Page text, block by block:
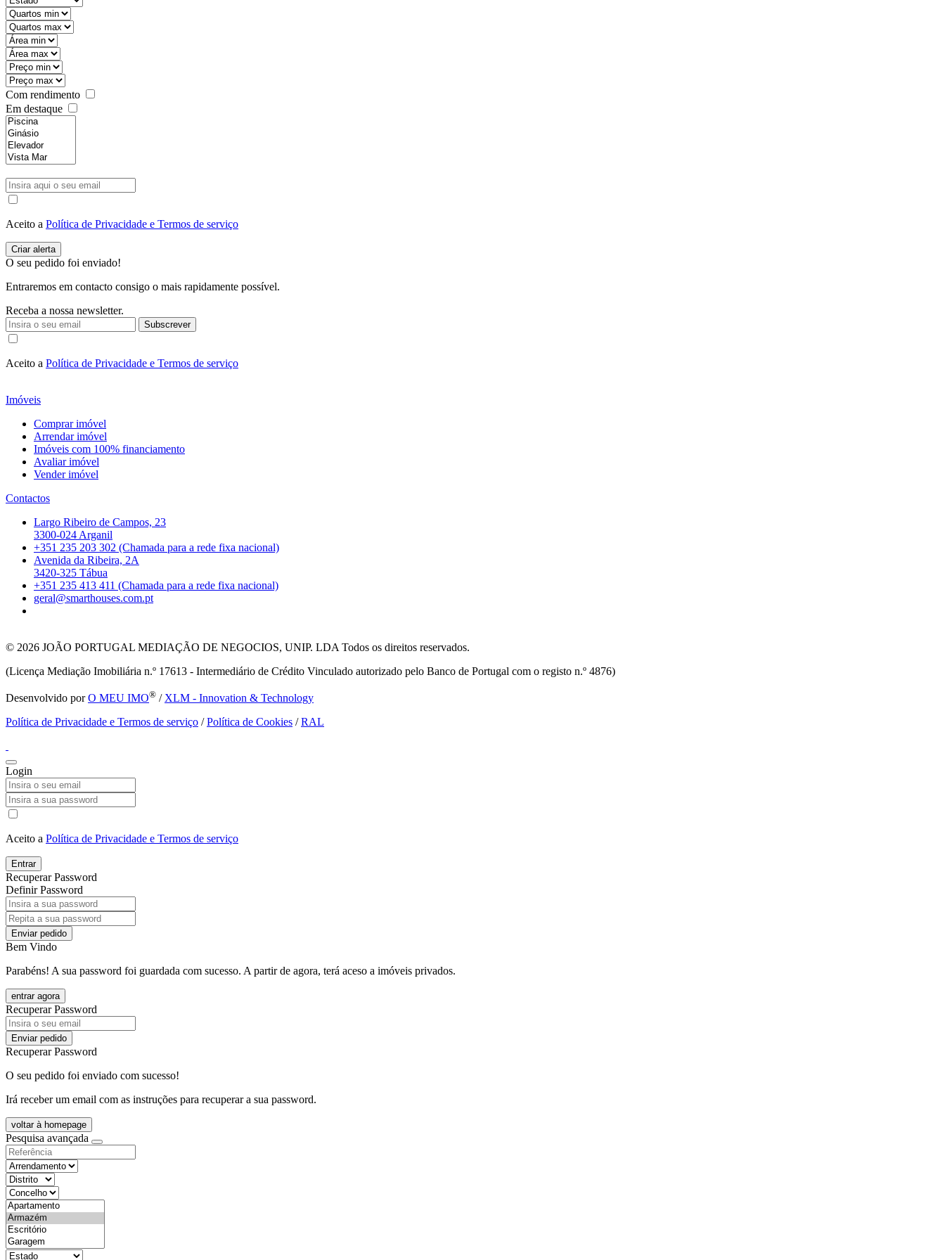
Com rendimento
Em destaque
Aceito a Política de Privacidade e Termos de serviço
O seu pedido foi enviado!
Entraremos em contacto consigo o mais rapidamente possível.
Receba a nossa newsletter.
Subscrever
Aceito a Política de Privacidade e Termos de serviço
Imóveis
Comprar imóvel
Arrendar imóvel
Imóveis com 100% financiamento
Avaliar imóvel
Vender imóvel
Contactos
Largo Ribeiro de Campos, 23
3300-024 Arganil
+351 235 203 302 (Chamada para a rede fixa nacional)
Avenida da Ribeira, 2A
3420-325 Tábua
+351 235 413 411 (Chamada para a rede fixa nacional)
geral@smarthouses.com.pt
© 2026 JOÃO PORTUGAL MEDIAÇÃO DE NEGOCIOS, UNIP. LDA Todos os direitos reservados.
(Licença Mediação Imobiliária n.º 17613 - Intermediário de Crédito Vinculado autorizado pelo Banco de Portugal com o registo n.º 4876)
Desenvolvido porO MEU IMO® / XLM - Innovation & Technology
Política de Privacidade e Termos de serviço /Política de Cookies /RAL
Login
Aceito a Política de Privacidade e Termos de serviço
Entrar
Recuperar Password
Definir Password
Enviar pedido
Bem Vindo
Parabéns! A sua password foi guardada com sucesso. A partir de agora, terá aceso a imóveis privados.
entrar agora
Recuperar Password
Enviar pedido
Recuperar Password
O seu pedido foi enviado com sucesso!
Irá receber um email com as instruções para recuperar a sua password.
voltar à homepage
Pesquisa avançada